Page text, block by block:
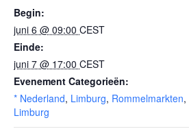
Begin:
juni 6 @ 09:00 CEST
Einde:
juni 7 @ 17:00 CEST
Evenement Categorieën:
* Nederland, Limburg, Rommelmarkten,
Limburg